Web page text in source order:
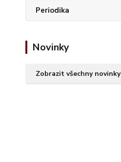
Periodika
Novinky
Zobrazit všechny novinky